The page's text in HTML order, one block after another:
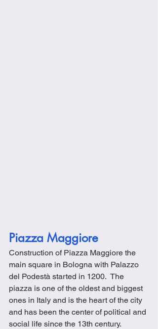
Piazza Maggiore
Construction of Piazza Maggiore the
main square in Bologna with Palazzo
del Podestà started in 1200.  The
piazza is one of the oldest and biggest
ones in Italy and is the heart of the city
and has been the center of political and
social life since the 13th century.